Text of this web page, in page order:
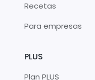
Recetas
Para empresas
PLUS
Plan PLUS